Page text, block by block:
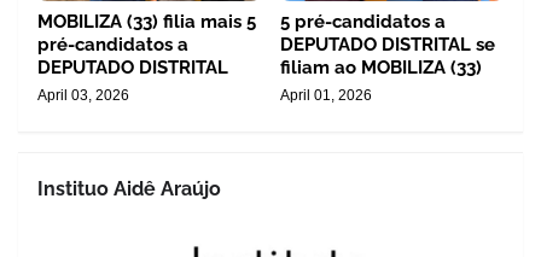
MOBILIZA (33) filia mais 5
pré-candidatos a
DEPUTADO DISTRITAL
April 03, 2026
5 pré-candidatos a
DEPUTADO DISTRITAL se
filiam ao MOBILIZA (33)
April 01, 2026
Instituo Aidê Araújo